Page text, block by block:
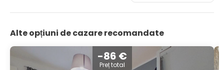
și/sau un patio cu vedere la oraș sau la grădină.
Proprietatea servește un mic dejun tip bufet, continental
Saint Gaudioso și la 3 km de San Gregorio Armeno.
Alte opțiuni de cazare recomandate
-86 €
Preț total